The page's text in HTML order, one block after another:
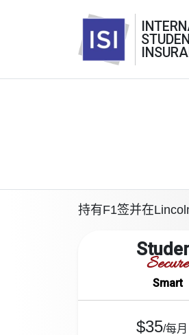
持有F1签并在
Secure
Smart
$35/每月